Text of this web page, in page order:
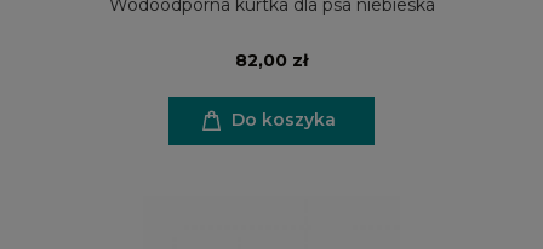
Wodoodporna kurtka dla psa niebieska
82,00 zł
Do koszyka